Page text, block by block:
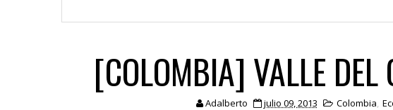
[COLOMBIA] VALLE DEL
Adalberto julio 09, 2013 Colombia,